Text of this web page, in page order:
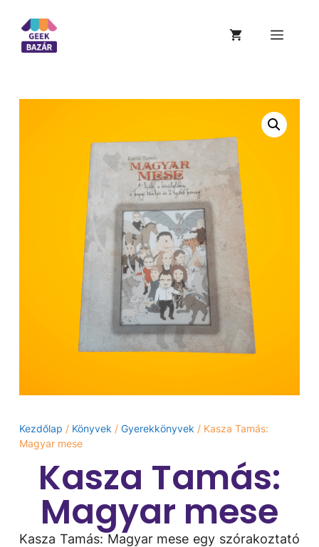
Kezdőlap / Könyvek / Gyerekkönyvek / Kasza Tamás:
Magyar mese
Kasza Tamás:
Magyar mese
Kasza Tamás: Magyar mese egy szórakoztató